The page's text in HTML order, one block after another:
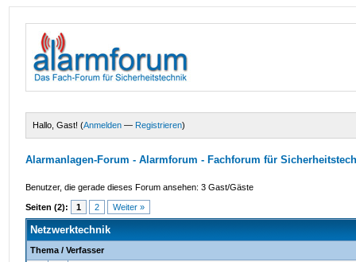
Hallo, Gast! (Anmelden — Registrieren)
Alarmanlagen-Forum - Alarmforum - Fachforum für
Benutzer, die gerade dieses Forum ansehen: 3 Gast/Gäste
Seiten (2): 1 2 Weiter »
Netzwerktechnik
Thema /Verfasser